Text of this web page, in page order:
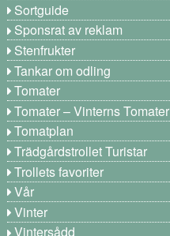
Sortguide
Sponsrat av reklam
Stenfrukter
Tankar om odling
Tomater
Tomater – Vinterns Tomater
Tomatplan
Trädgårdstrollet Turistar
Trollets favoriter
Vår
Vinter
Vintersådd